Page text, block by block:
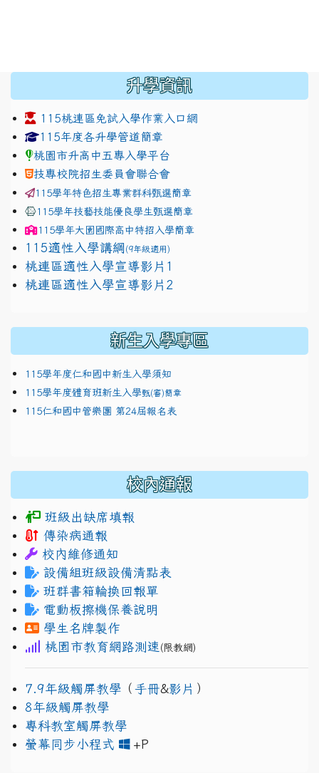
升學資訊
115桃連區免試入學作業入口網
link to https://www.jhjhs.tyc.edu.tw/modules/
115年度各升學管道簡章
桃園市升高中五專入學平台
技專校院招生委員會聯合會
115學年特色招生專業群科甄選簡章
115學年技藝技能優良學生甄選簡章
115學年大園國際高中特招入學簡章
115適性入學講綱 (9年級適用)
link to https://docs.google.com/presentation/d/
桃連區適性入學宣導影片1
link to https://docs.google.com/presentation/d/
桃連區適性入學宣導影片2
新生入學專區
115學年度仁和國中新生入學須知
115學年度體育班新生入學甄(審)簡章
115仁和國中管樂團 第24屆報名表
校內通報
班級出缺席填報
傳染病通報
校內維修通知
設備組班級設備清點表
班群書箱輪換回報單
電動板擦機保養說明
學生名牌製作
桃園市教育網路測速 (限教網)
7.9年級觸屏教學 （ 手冊&影片 ）
8年級觸屏教學
專科教室觸屏教學
螢幕同步小程式
+P